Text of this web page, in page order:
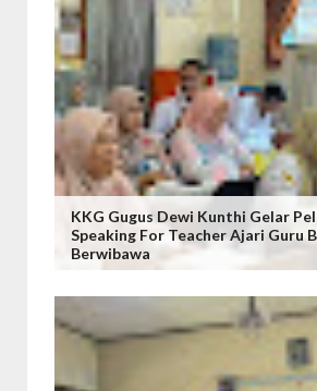
KKG Gugus Dewi Kunthi Gelar
Speaking For Teacher Ajari Guru
Berwibawa